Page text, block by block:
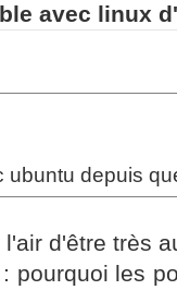
avec linux
ubuntu depuis
d'être très
pourquoi les